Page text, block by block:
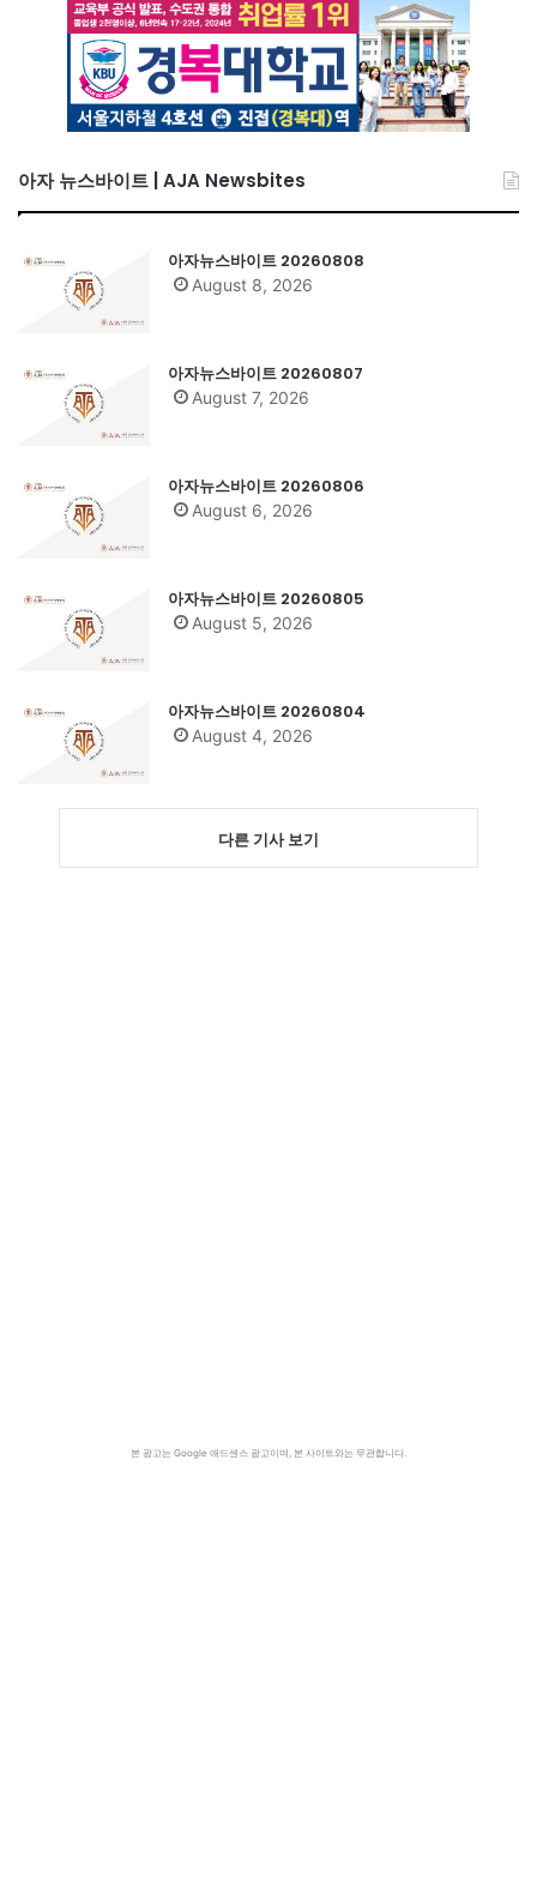
아자 뉴스바이트 | AJA Newsbites
아자뉴스바이트 20260808
August 8, 2026
아자뉴스바이트 20260807
August 7, 2026
아자뉴스바이트 20260806
August 6, 2026
아자뉴스바이트 20260805
August 5, 2026
아자뉴스바이트 20260804
August 4, 2026
다른 기사 보기
본 광고는 Google 애드센스 광고이며, 본 사이트와는 무관합니다.